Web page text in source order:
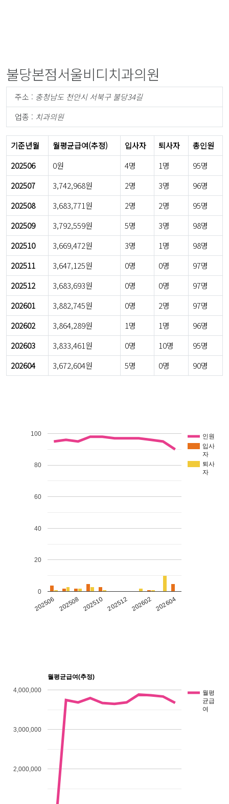
불당본점서울비디치과의원
주소 : 충청남도 천안시 서북구 불당34길
업종 : 치과의원
기준년월 월평균급여(추정) 입사자 퇴사자
총인원
202506
0원 4명 1명
95명
202507
3,742,968원 2명 3명
96명
202508
3,683,771원 2명 2명
95명
202509
3,792,559원 5명 3명
98명
202510
3,669,472원 3명 1명
98명
202511
3,647,125원 0명 0명
97명
202512
3,683,693원 0명 0명
97명
202601
3,882,745원 0명 2명
97명
202602
3,864,289원 1명 1명
96명
202603
3,833,461원 0명 10명
95명
202604
3,672,604원 5명 0명 90명
인원
입사
자
퇴사
자
202506 202508 202510 202512 202602 202604
0
20
40
60
80
100
월평균급여(추정)
월평
균급
여
2,000,000
3,000,000
4,000,000